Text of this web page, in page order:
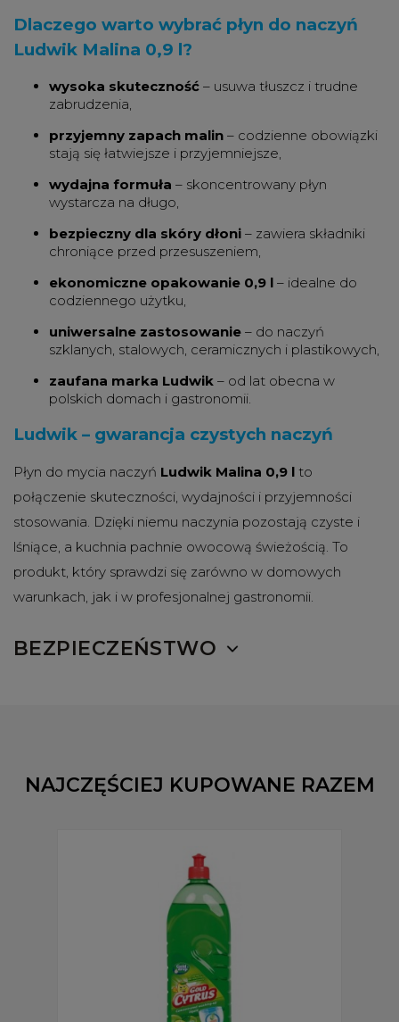
Dlaczego warto wybrać płyn do naczyń
Ludwik Malina 0,9 l?
wysoka skuteczność – usuwa tłuszcz i trudne
zabrudzenia,
przyjemny zapach malin – codzienne obowiązki
stają się łatwiejsze i przyjemniejsze,
wydajna formuła – skoncentrowany płyn
wystarcza na długo,
bezpieczny dla skóry dłoni – zawiera składniki
chroniące przed przesuszeniem,
ekonomiczne opakowanie 0,9 l – idealne do
codziennego użytku,
uniwersalne zastosowanie – do naczyń
szklanych, stalowych, ceramicznych i plastikowych,
zaufana marka Ludwik – od lat obecna w
polskich domach i gastronomii.
Ludwik – gwarancja czystych naczyń
Płyn do mycia naczyń Ludwik Malina 0,9 l to
połączenie skuteczności, wydajności i przyjemności
stosowania. Dzięki niemu naczynia pozostają czyste i
lśniące, a kuchnia pachnie owocową świeżością. To
produkt, który sprawdzi się zarówno w domowych
warunkach, jak i w profesjonalnej gastronomii.
BEZPIECZEŃSTWO
NAJCZĘŚCIEJ KUPOWANE RAZEM